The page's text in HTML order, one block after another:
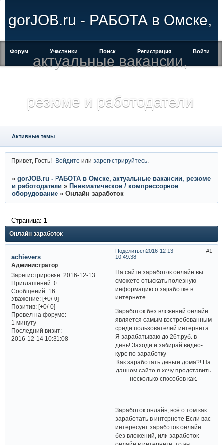
gorJOB.ru - РАБОТА в Омске,
актуальные вакансии,
резюме и работодатели
Форум Участники Поиск Регистрация Войти
Активные темы
Привет, Гость! Войдите илизарегистрируйтесь
» gorJOB.ru - РАБОТА в Омске, актуальные вакансии, резюме
и работодатели » Пневматическое / компрессорное
оборудование » Онлайн заработок
Онлайн заработок
Страница: 1
Поделиться 1
2016-12-13
10:49:38
achievers
Администратор
Зарегистрирован: 2016-12-13
Приглашений:0
Сообщений:16
Уважение: [+0/-0]
Позитив: [+0/-0]
Провел на форуме:
1 минуту
Последний визит:
2016-12-14 10:31:08
На сайте заработок онлайн вы
сможете отыскать полезную
информацию о заработке в
интернете.
Заработок без вложений онлайн
является самым востребованным
среди пользователей интернета.
Я зарабатываю до 26т.руб. в
день! Заходи и забирай видео-
курс по заработку!
Как заработать деньги дома?! На
данном сайте я хочу представить
несколько способов как.
Заработок онлайн, всё о том как
заработать в интернете Если вас
интересует заработок онлайн
без вложений, или заработок